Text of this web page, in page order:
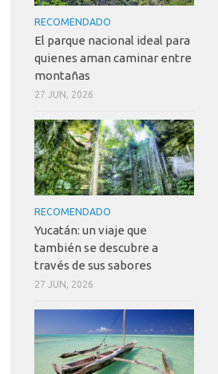
RECOMENDADO
El parque nacional ideal para
quienes aman caminar entre
montañas
27 JUN, 2026
RECOMENDADO
Yucatán: un viaje que
también se descubre a
través de sus sabores
27 JUN, 2026